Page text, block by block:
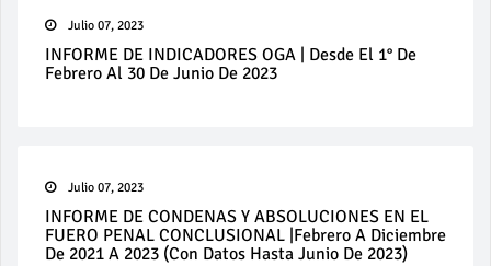
Julio 07, 2023
INFORME DE INDICADORES OGA | Desde El 1° De
Febrero Al 30 De Junio De 2023
Julio 07, 2023
INFORME DE CONDENAS Y ABSOLUCIONES EN EL
FUERO PENAL CONCLUSIONAL |Febrero A Diciembre
De 2021 A 2023 (con Datos Hasta Junio De 2023)